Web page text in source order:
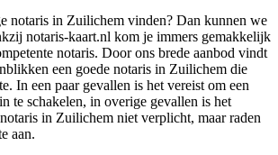
notaris in Zuilichem vinden? Dan kunnen we
notaris-kaart.nl kom je immers gemakkelijk
notaris. Door ons brede aanbod vindt
een goede notaris in Zuilichem die
In een paar gevallen is het vereist om een
te schakelen, in overige gevallen is het
in Zuilichem niet verplicht, maar raden
aan.